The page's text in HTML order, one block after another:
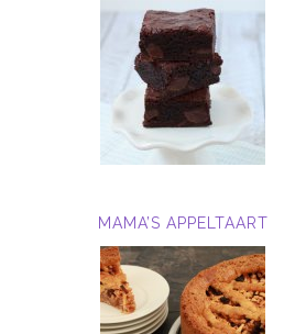
MAMA’S APPELTAART